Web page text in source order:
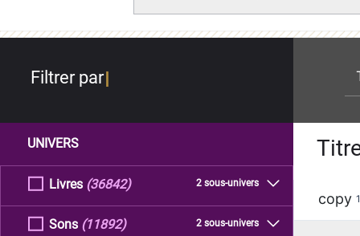
Filtrer par
UNIVERS
Livres 2 sous-univers
(36842)
Sons 2 sous-univers
(11892)
copy